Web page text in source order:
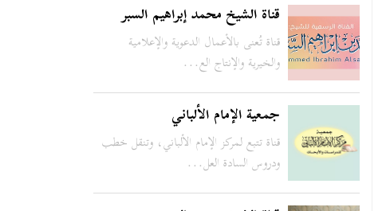
قناة الشيخ محمد إبراهيم السبر
قناة تُعنى بالأعمال الدعوية والإعلامية
والخيرية والإنتاج الع...
جمعية الإمام الألباني
قناة تتبع لمركز الإمام الألباني، وتنقل خطب
ودروس السادة العل...